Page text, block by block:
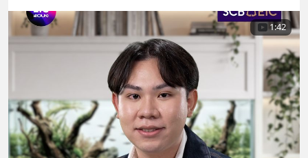
1:42